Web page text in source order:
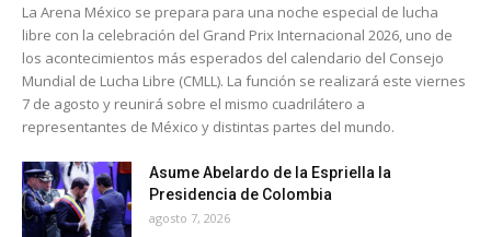
La Arena México se prepara para una noche especial de lucha
libre con la celebración del Grand Prix Internacional 2026, uno de
los acontecimientos más esperados del calendario del Consejo
Mundial de Lucha Libre (CMLL). La función se realizará este viernes
7 de agosto y reunirá sobre el mismo cuadrilátero a
representantes de México y distintas partes del mundo.
Asume Abelardo de la Espriella la
Presidencia de Colombia
agosto 7, 2026